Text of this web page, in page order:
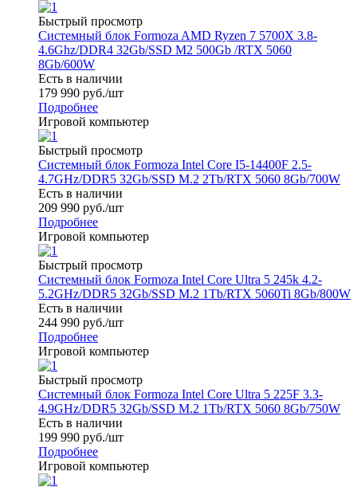
Быстрый просмотр
Системный блок Formoza AMD Ryzen 7 5700X 3.8-
4.6Ghz/DDR4 32Gb/SSD M2 500Gb /RTX 5060
8Gb/600W
Есть в наличии
179 990 руб./шт
Подробнее
Игровой компьютер
Быстрый просмотр
Системный блок Formoza Intel Core I5-14400F 2.5-
4.7GHz/DDR5 32Gb/SSD M.2 2Tb/RTX 5060 8Gb/700W
Есть в наличии
209 990 руб./шт
Подробнее
Игровой компьютер
Быстрый просмотр
Системный блок Formoza Intel Core Ultra 5 245k 4.2-
5.2GHz/DDR5 32Gb/SSD M.2 1Tb/RTX 5060Ti 8Gb/800W
Есть в наличии
244 990 руб./шт
Подробнее
Игровой компьютер
Быстрый просмотр
Системный блок Formoza Intel Core Ultra 5 225F 3.3-
4.9GHz/DDR5 32Gb/SSD M.2 1Tb/RTX 5060 8Gb/750W
Есть в наличии
199 990 руб./шт
Подробнее
Игровой компьютер